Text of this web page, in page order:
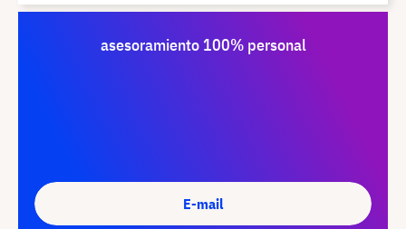
asesoramiento 100% personal
E-mail